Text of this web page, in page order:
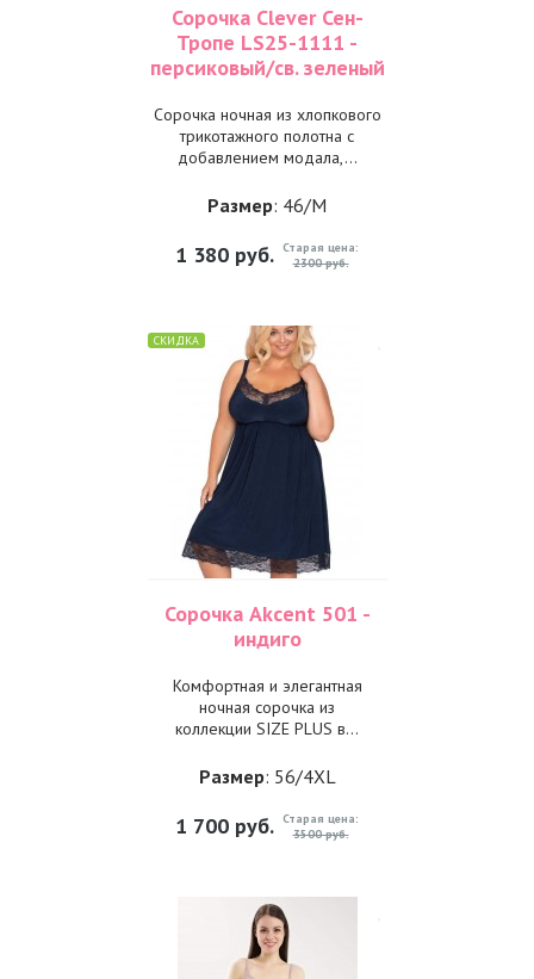
Сорочка Clever Сен-
Тропе LS25-1111 -
персиковый/св. зеленый
Сорочка ночная из хлопкового
трикотажного полотна с
добавлением модала,...
Размер: 46/M
1 380 руб. Старая цена:
2300 руб.
СКИДКА
Сорочка Akcent 501 -
индиго
Комфортная и элегантная
ночная сорочка из
коллекции SIZE PLUS в...
Размер: 56/4XL
1 700 руб. Старая цена:
3500 руб.